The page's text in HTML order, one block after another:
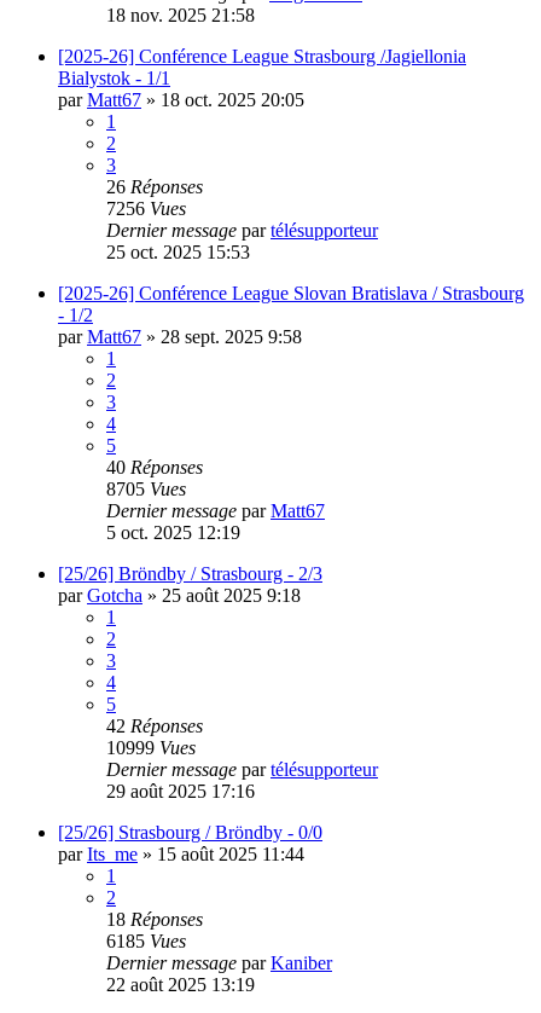
18 nov. 2025 21:58
[2025-26] Conférence League Strasbourg /Jagiellonia
Bialystok - 1/1
parMatt67 » 18 oct. 2025 20:05
1
2
3
26 Réponses
7256 Vues
Dernier message partélésupporteur
25 oct. 2025 15:53
[2025-26] Conférence League Slovan Bratislava / Strasbourg
- 1/2
parMatt67 » 28 sept. 2025 9:58
1
2
3
4
5
40 Réponses
8705 Vues
Dernier message parMatt67
5 oct. 2025 12:19
[25/26] Bröndby / Strasbourg - 2/3
parGotcha » 25 août 2025 9:18
1
2
3
4
5
42 Réponses
10999 Vues
Dernier message partélésupporteur
29 août 2025 17:16
[25/26] Strasbourg / Bröndby - 0/0
parIts_me » 15 août 2025 11:44
1
2
18 Réponses
6185 Vues
Dernier message parKaniber
22 août 2025 13:19